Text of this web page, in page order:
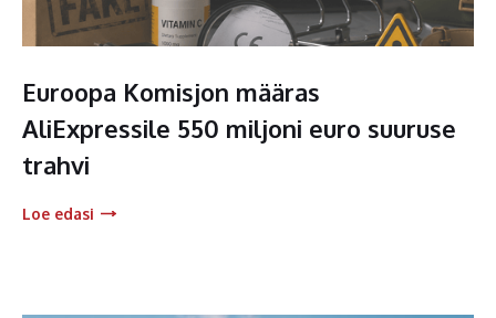
Euroopa Komisjon määras
AliExpressile 550 miljoni euro suuruse
trahvi
Loe edasi